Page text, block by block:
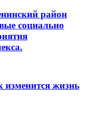
район
социально
изменится жизнь